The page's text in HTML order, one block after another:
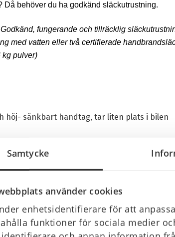
Samtycke
använder cookies
enhetsidentifierare för att
funktioner för sociala medier
Då behöver du ha godkänd släckutrustning.
Godkänd, fungerande och tillräcklig
med vatten eller två certifierade
kg pulver)
höj- sänkbart handtag, tar liten plats i bilen